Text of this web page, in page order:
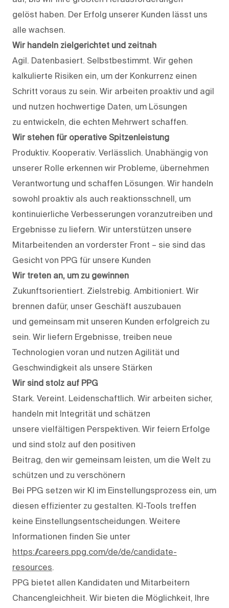
gelöst haben. Der Erfolg unserer Kunden lässt uns
alle wachsen.
Wir handeln zielgerichtet und zeitnah
Agil. Datenbasiert. Selbstbestimmt. Wir gehen
kalkulierte Risiken ein, um der Konkurrenz einen
Schritt voraus zu sein. Wir arbeiten proaktiv und agil
und nutzen hochwertige Daten, um Lösungen
zu entwickeln, die echten Mehrwert schaffen.
Wir stehen für operative Spitzenleistung
Produktiv. Kooperativ. Verlässlich. Unabhängig von
unserer Rolle erkennen wir Probleme, übernehmen
Verantwortung und schaffen Lösungen. Wir handeln
sowohl proaktiv als auch reaktionsschnell, um
kontinuierliche Verbesserungen voranzutreiben und
Ergebnisse zu liefern. Wir unterstützen unsere
Mitarbeitenden an vorderster Front – sie sind das
Gesicht von PPG für unsere Kunden
Wir treten an, um zu gewinnen
Zukunftsorientiert. Zielstrebig. Ambitioniert. Wir
brennen dafür, unser Geschäft auszubauen
und gemeinsam mit unseren Kunden erfolgreich zu
sein. Wir liefern Ergebnisse, treiben neue
Technologien voran und nutzen Agilität und
Geschwindigkeit als unsere Stärken
Wir sind stolz auf PPG
Stark. Vereint. Leidenschaftlich. Wir arbeiten sicher,
handeln mit Integrität und schätzen
unsere vielfältigen Perspektiven. Wir feiern Erfolge
und sind stolz auf den positiven
Beitrag, den wir gemeinsam leisten, um die Welt zu
schützen und zu verschönern
Bei PPG setzen wir KI im Einstellungsprozess ein, um
diesen effizienter zu gestalten. KI-Tools treffen
keine Einstellungsentscheidungen. Weitere
Informationen finden Sie unter
https://careers.ppg.com/de/de/candidate-
resources.
PPG bietet allen Kandidaten und Mitarbeitern
Chancengleichheit. Wir bieten die Möglichkeit, Ihre